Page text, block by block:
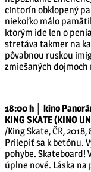
cintorín obklopený
niekoľko málo
ktorým ide len o
stretáva takmer na
pôvabnou ruskou
zmiešaných dojmoch
18:00 h │ kino
KING SKATE (KINO
/King Skate, ČR,
Prilepiť sa k betónu.
pohybe. Skateboard!
úplne nové. Láska